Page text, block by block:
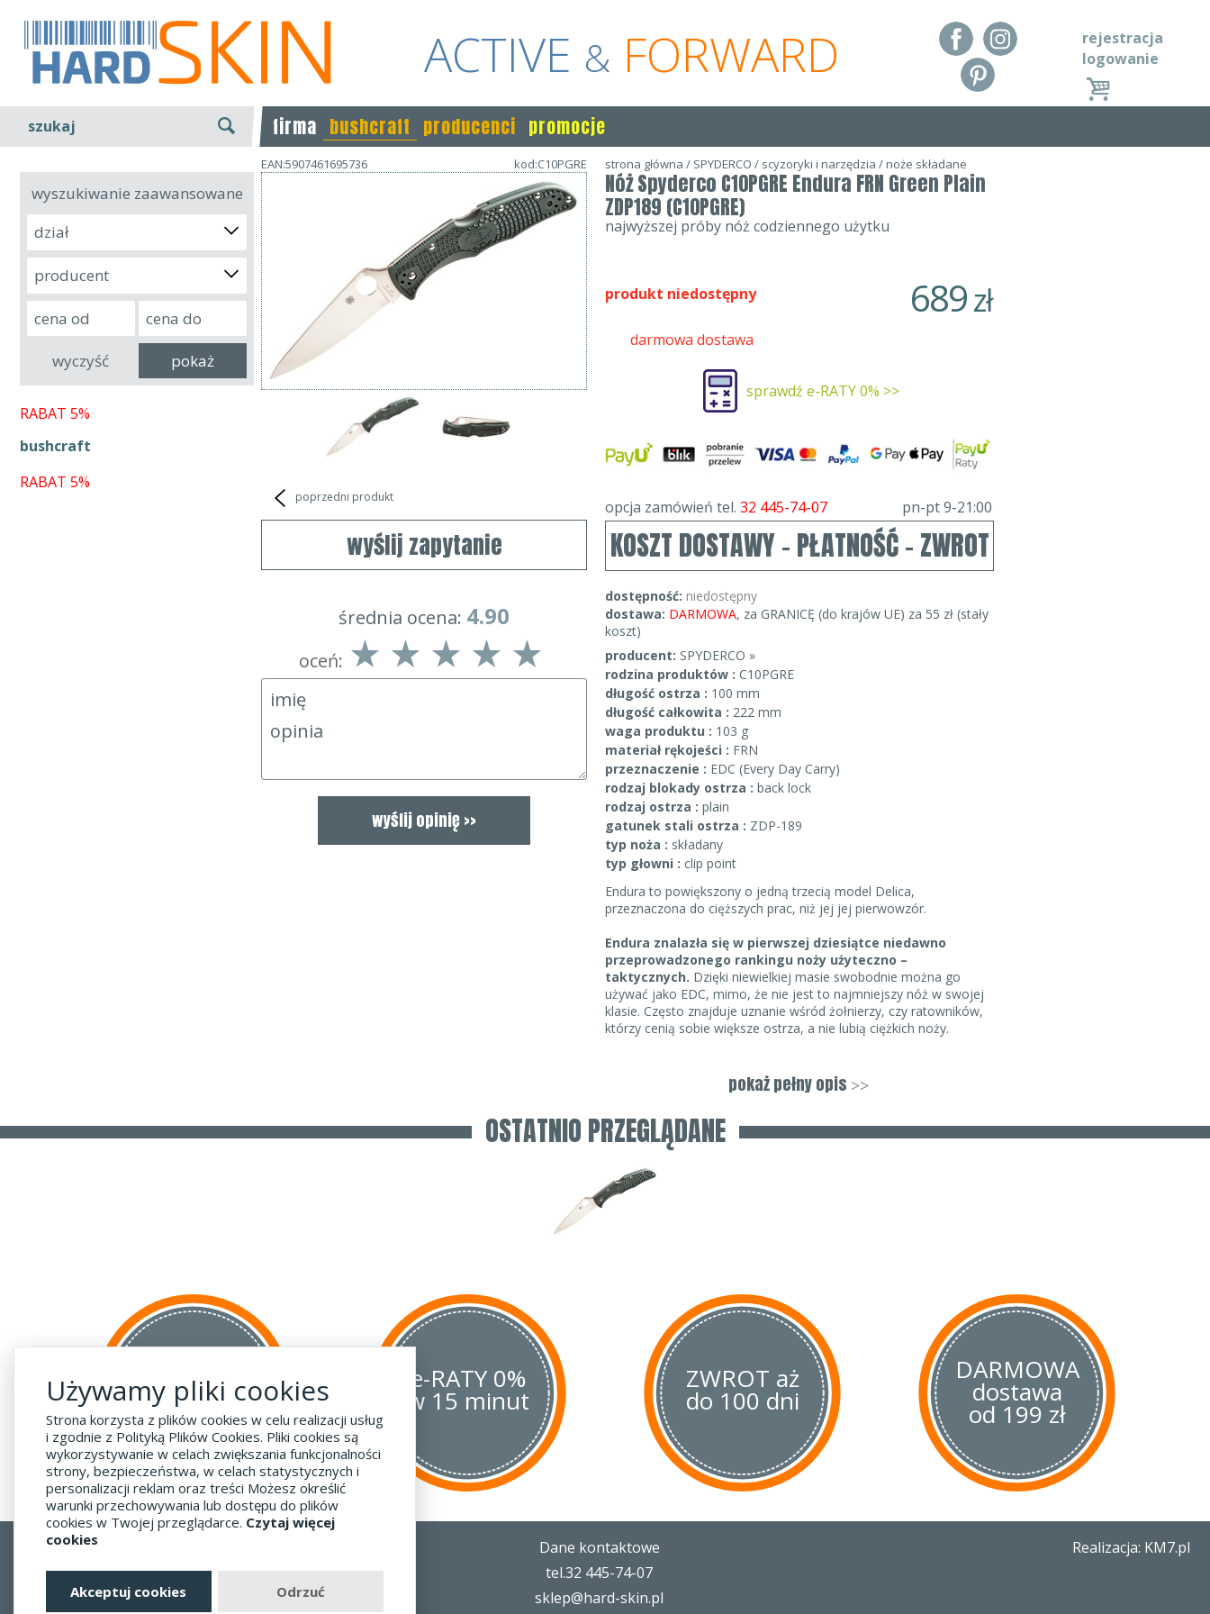
ACTIVE & FORWARD
rejestracja
logowanie
szukaj firma bushcraft producenci promocje
wyszukiwanie zaawansowane
dział
producent
RABAT 5%
bushcraft
RABAT 5%
EAN:5907461695736 kod:C10PGRE
poprzedni produkt
wyślij zapytanie
średnia ocena: 4.90
oceń:
strona główna / SPYDERCO / scyzoryki i narzędzia /noże składane
Nóż Spyderco C10PGRE Endura FRN Green Plain
ZDP189 (C10PGRE)
najwyższej próby nóż codziennego użytku
689zł
produkt niedostępny
darmowa dostawa
sprawdź e-RATY 0% >>
opcja zamówień tel. 32 445-74-07 pn-pt 9-21:00
KOSZT DOSTAWY - PŁATNOŚĆ - ZWROT
dostępność: niedostępny
dostawa: DARMOWA, za GRANICĘ (do krajów UE) za 55 zł (stały
koszt)
producent: SPYDERCO »
rodzina produktów : C10PGRE
długość ostrza : 100 mm
długość całkowita : 222 mm
waga produktu : 103 g
materiał rękojeści : FRN
przeznaczenie : EDC (Every Day Carry)
rodzaj blokady ostrza : back lock
rodzaj ostrza : plain
gatunek stali ostrza : ZDP-189
typ noża : składany
typ głowni : clip point
Endura to powiększony o jedną trzecią model Delica,
przeznaczona do cięższych prac, niż jej jej pierwowzór.
Endura znalazła się w pierwszej dziesiątce niedawno
przeprowadzonego rankingu noży użyteczno –
taktycznych. Dzięki niewielkiej masie swobodnie można go
używać jako EDC, mimo, że nie jest to najmniejszy nóż w swojej
klasie. Często znajduje uznanie wśród żołnierzy, czy ratowników,
którzy cenią sobie większe ostrza, a nie lubią ciężkich noży.
podczas każdego rodzaju prac biwakowo - polowych. Głownia o
kształcie Clip-Point z wysokim garbemma znakomite
proszkową ZDP-189 która charakteryzuje się znakomitymi
parametrami. Tnie bardzo agresywanie i długo trzyma ostrość.
Rękojeść wykonano z nowoczesnego tworzywa na bazie zytelu -
NFR (Nylon Filled Rezin), czyli żywicy z zatopionymi
W blokadzie Back-Lock zastosowano nowość – wycięcie Boye
Detent, które zapobiega przypadkowemu wciśnięciu przy mocnym
uchwyceniu noża. Do otwarcia służy sprawdzony okrągły otwór,
tzw. Spyder Hole.
pokaż pełny opis >>
OSTATNIO PRZEGLĄDANE
do krajów UE
za 55 zł
e-RATY 0%
w 15 minut
ZWROT aż
do 100 dni
DARMOWA
dostawa
od 199 zł
Regulamin
Dostawa - Płatność - Zwrot
Polityka prywatności i pliki cookies
Dane kontaktowe
tel.32 445-74-07
sklep@hard-skin.pl
Realizacja: KM7.pl
Używamy pliki cookies
Strona korzysta z plików cookies w celu realizacji usług
i zgodnie z Polityką Plików Cookies. Pliki cookies są
wykorzystywanie w celach zwiększania funkcjonalności
strony, bezpieczeństwa, w celach statystycznych i
personalizacji reklam oraz treści Możesz określić
warunki przechowywania lub dostępu do plików
cookies w Twojej przeglądarce. Czytaj więcej
cookies
Akceptuj cookies Odrzuć